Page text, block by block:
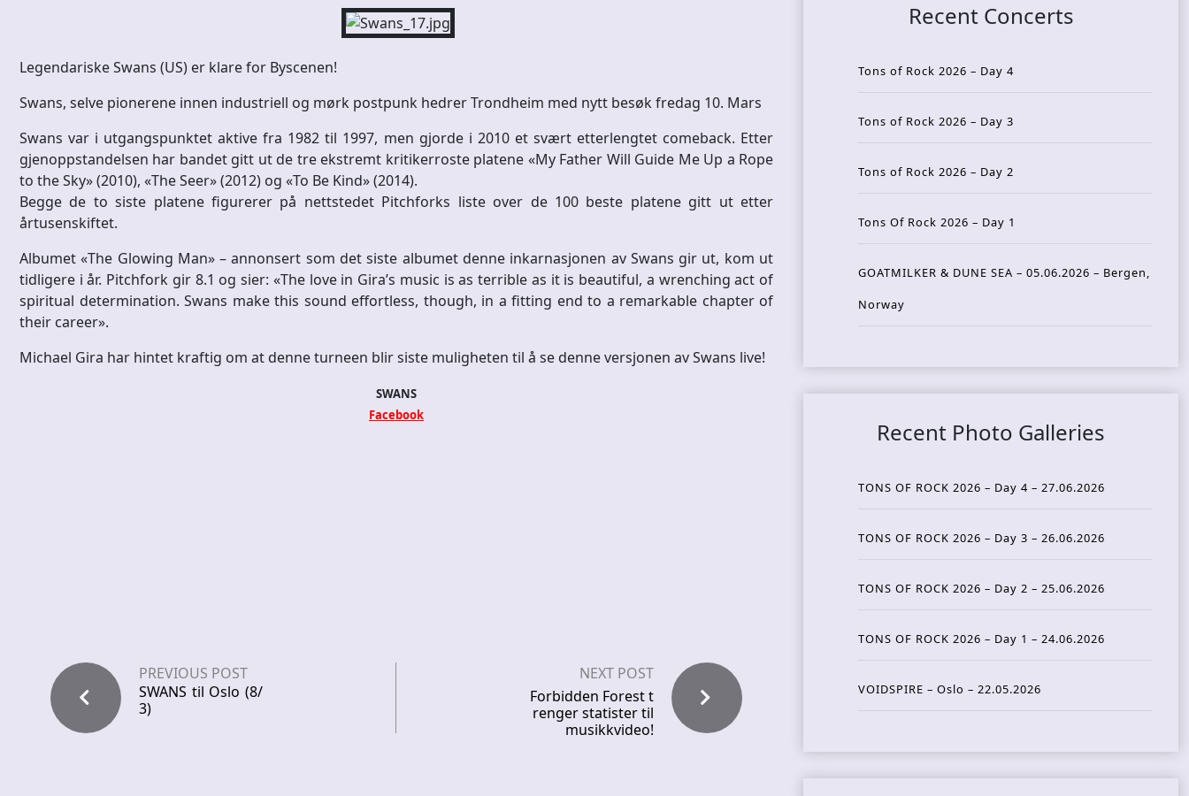
Legendariske Swans (US) er klare for Byscenen!
Swans, selve pionerene innen industriell og mørk postpunk hedrer Trondheim med nytt besøk fredag 10. Mars
Swans var i utgangspunktet aktive fra 1982 til 1997, men gjorde i 2010 et svært etterlengtet comeback. Etter
gjenoppstandelsen har bandet gitt ut de tre ekstremt kritikerroste platene «My Father Will Guide Me Up a Rope
to the Sky» (2010), «The Seer» (2012) og «To Be Kind» (2014).
Begge de to siste platene figurerer på nettstedet Pitchforks liste over de 100 beste platene gitt ut etter
årtusenskiftet.
Albumet «The Glowing Man» – annonsert som det siste albumet denne inkarnasjonen av Swans gir ut, kom ut
tidligere i år. Pitchfork gir 8.1 og sier: «The love in Gira’s music is as terrible as it is beautiful, a wrenching act of
spiritual determination. Swans make this sound effortless, though, in a fitting end to a remarkable chapter of
their career».
Michael Gira har hintet kraftig om at denne turneen blir siste muligheten til å se denne versjonen av Swans live!
SWANS
Facebook
PREVIOUS POST
SWANS til Oslo (8/
3)
NEXT POST
Forbidden Forest t
renger statister til
musikkvideo!
Recent Concerts
Tons of Rock 2026 – Day 4
Tons of Rock 2026 – Day 3
Tons of Rock 2026 – Day 2
Tons Of Rock 2026 – Day 1
GOATMILKER & DUNE SEA – 05.06.2026 – Bergen,
Norway
Recent Photo Galleries
TONS OF ROCK 2026 – Day 4 – 27.06.2026
TONS OF ROCK 2026 – Day 3 – 26.06.2026
TONS OF ROCK 2026 – Day 2 – 25.06.2026
TONS OF ROCK 2026 – Day 1 – 24.06.2026
VOIDSPIRE – Oslo – 22.05.2026